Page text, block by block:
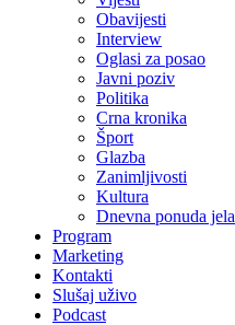
Obavijesti
Interview
Oglasi za posao
Javni poziv
Politika
Crna kronika
Šport
Glazba
Zanimljivosti
Kultura
Dnevna ponuda jela
Program
Marketing
Kontakti
Slušaj uživo
Podcast